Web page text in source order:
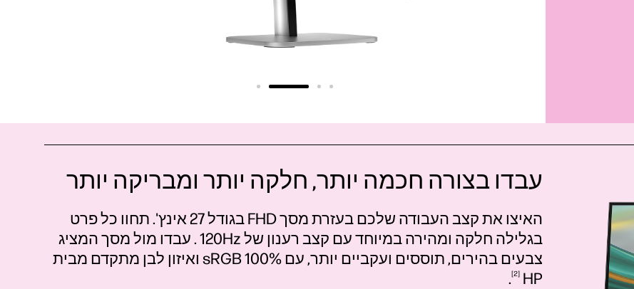
עבדו בצורה חכמה יותר, חלקה יותר ומבריקה יותר
האיצו את קצב העבודה שלכם בעזרת מסך FHD בגודל 27 אינץ'. תחוו כל פרט
בגלילה חלקה ומהירה במיוחד עם קצב רענון של120Hz‏. עבדו מול מסך המציג
צבעים בהירים, תוססים ועקביים יותר, עם 100%
sRGB‏ ואיזון לבן מתקדם מבית
HP‏
2
.